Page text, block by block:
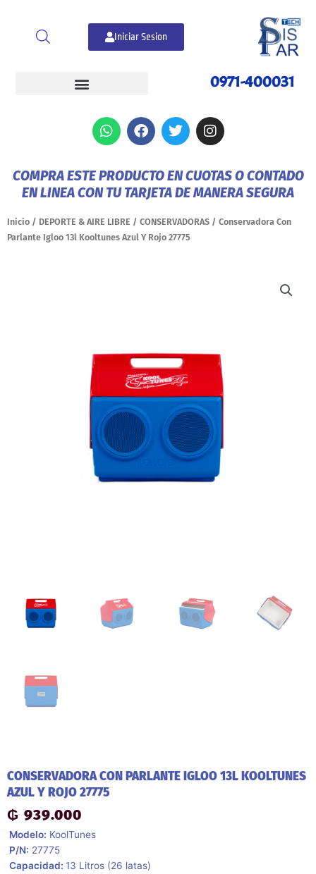
contenido
Iniciar Sesion
0971-400031
W
h
s
a
p
F
a
b
o
k
T
w
t
e
I
n
a
g
a
COMPRA ESTE PRODUCTO EN CUOTAS O CONTADO
EN LINEA CON TU TARJETA DE MANERA SEGURA
Inicio / DEPORTE & AIRE LIBRE / CONSERVADORAS / Conservadora Con
Parlante Igloo 13l Kooltunes Azul Y Rojo 27775
CONSERVADORA CON PARLANTE IGLOO 13L KOOLTUNES
AZUL Y ROJO 27775
₲ 939.000
 Modelo: KoolTunes
 P/N: 27775
 Capacidad: 13 Litros (26 latas)